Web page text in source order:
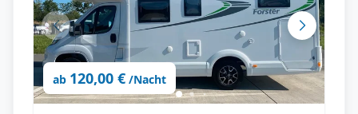
ab 120,00 € /Nacht